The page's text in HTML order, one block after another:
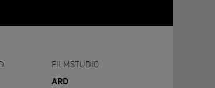
FILMSTUDIO
ARD